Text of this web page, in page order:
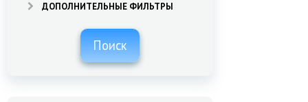
ДОПОЛНИТЕЛЬНЫЕ ФИЛЬТРЫ
Поиск